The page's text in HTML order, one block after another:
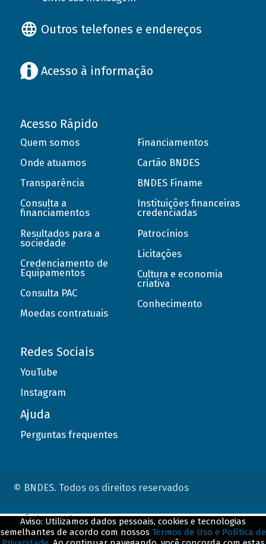
Outros telefones e endereços
Acesso à informação
Acesso Rápido
Quem somos
Onde atuamos
Transparência
Consulta a
financiamentos
Resultados para a
sociedade
Credenciamento de
Equipamentos
Consulta PAC
Moedas contratuais
Financiamentos
Cartão BNDES
BNDES Finame
Instituições financeiras
credenciadas
Patrocínios
Licitações
Cultura e economia
criativa
Conhecimento
Redes Sociais
YouTube
Instagram
Ajuda
Perguntas frequentes
© BNDES. Todos os direitos reservados
Aviso: Utilizamos dados pessoais, cookies e tecnologias
semelhantes de acordo com nossos Termos de Uso e Política de
ConteÃºdo complementar
${title}${badge}